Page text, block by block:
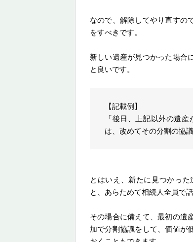
なので、解除してやり直すの
をすべきです。
新しい遺産が見つかった場合
と良いです。
【記載例】
「後日、上記以外の遺
は、改めてその分割の協議
とはいえ、新たに見つかっ
と、あらためて相続人全員で
その場合に備えて、最初の遺
加で分割協議をして、価値が